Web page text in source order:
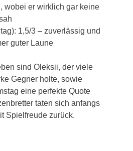
wobei er wirklich gar keine
1,5/3 – zuverlässig und
guter Laune
sind Oleksii, der viele
Gegner holte, sowie
eine perfekte Quote
taten sich anfangs
Spielfreude zurück.